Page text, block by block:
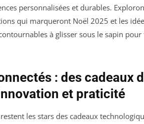
personnalisées et durables.
qui marqueront Noël 2025 et les
à glisser sous le sapin pour
: des cadeaux
et praticité
les stars des cadeaux